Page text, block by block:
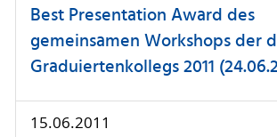
Best Presentation Award des
gemeinsamen Workshops der
Graduiertenkollegs 2011
15.06.2011